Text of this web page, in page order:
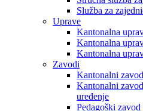
Služba za
Uprave
Kantonalna
Kantonalna
Kantonalna
Zavodi
Kantonalni
Kantonalni
uređenje
Pedagoški zavod